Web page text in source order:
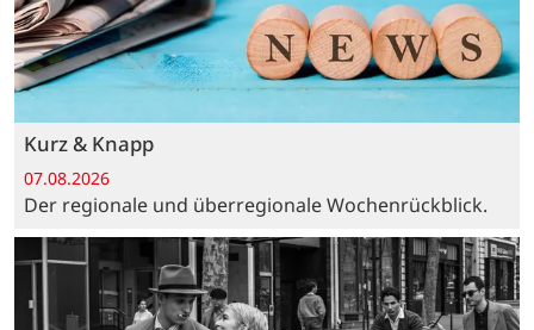
Kurz & Knapp
07.08.2026
Der regionale und überregionale Wochenrückblick.